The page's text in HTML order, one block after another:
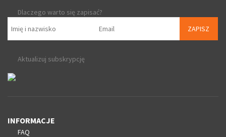
Dlaczego warto się zapisać?
ZAPISZ
Aktualizuj subskrypcję
INFORMACJE
FAQ